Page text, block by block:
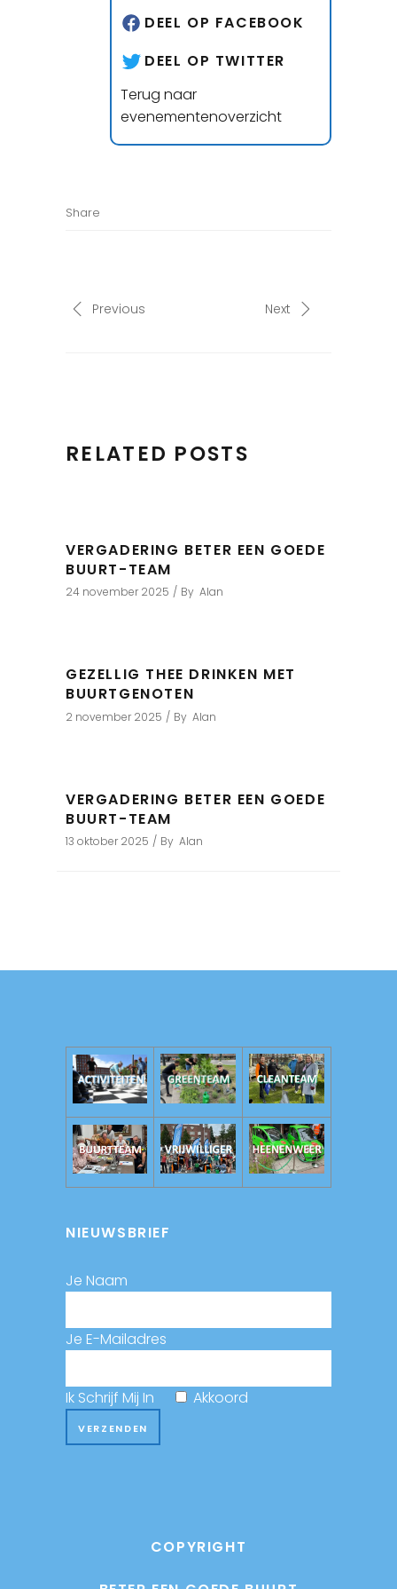
DEEL OP FACEBOOK
DEEL OP TWITTER
Terug naar
evenementenoverzicht
Share
Previous Next
RELATED POSTS
VERGADERING BETER EEN GOEDE
BUURT-TEAM
24 november 2025 By Alan
GEZELLIG THEE DRINKEN MET
BUURTGENOTEN
2 november 2025 By Alan
VERGADERING BETER EEN GOEDE
BUURT-TEAM
13 oktober 2025 By Alan
NIEUWSBRIEF
Je Naam
Je E-Mailadres
Ik Schrijf Mij In Akkoord
COPYRIGHT